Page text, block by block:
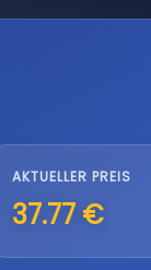
AKTUELLER PREIS
37.77 €